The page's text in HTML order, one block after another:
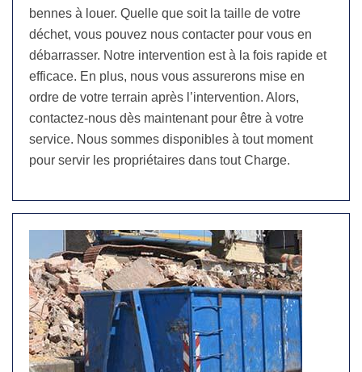
bennes à louer. Quelle que soit la taille de votre
déchet, vous pouvez nous contacter pour vous en
débarrasser. Notre intervention est à la fois rapide et
efficace. En plus, nous vous assurerons mise en
ordre de votre terrain après l’intervention. Alors,
contactez-nous dès maintenant pour être à votre
service. Nous sommes disponibles à tout moment
pour servir les propriétaires dans tout Charge.